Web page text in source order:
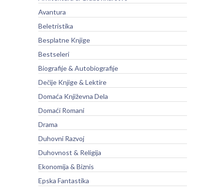
Avantura
Beletristika
Besplatne Knjige
Bestseleri
Biografije & Autobiografije
Dečije Knjige & Lektire
Domaća Književna Dela
Domaći Romani
Drama
Duhovni Razvoj
Duhovnost & Religija
Ekonomija & Biznis
Epska Fantastika